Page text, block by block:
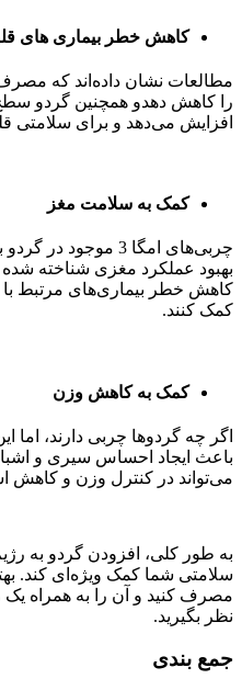
کاهش خطر بیماری‌ های
مطالعات نشان داده‌اند که
افزایش می‌دهد و برای سلامتی
کمک به سلامت مغز
چربی‌های امگا 3
بهبود عملکرد مغزی شناخته
کاهش خطر بیماری‌های مرتبط با
کمک کنند.
کمک به کاهش وزن
اگر چه گردوها چربی دارند، اما
باعث ایجاد احساس سیری و
می‌تواند در کنترل وزن و کاهش
به طور کلی، افزودن گردو به
سلامتی شما کمک ویژه‌ای کند.
مصرف کنید و آن را به همراه یک
نظر بگیرید.
جمع بندی